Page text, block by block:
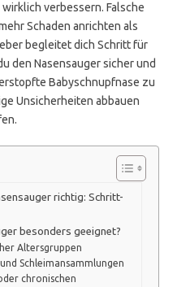
verbessern. Falsche
Schaden anrichten als
begleitet dich Schritt für
den Nasensauger sicher und
Babyschnupfnase zu
Unsicherheiten abbauen
richtig: Schritt-
besonders geeignet?
Altersgruppen
Schleimansammlungen
chronischen